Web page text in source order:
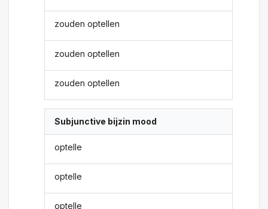
zouden optellen
zouden optellen
zouden optellen
Subjunctive bijzin mood
optelle
optelle
optelle